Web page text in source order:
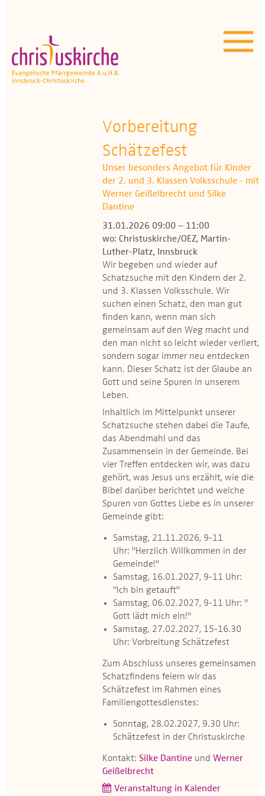
Unser Angebot
OEZ
Wissenswertes
Medien
Kontakt
Vorbereitung
Schätzefest
Unser besonders Angebot für Kinder
der 2. und 3. Klassen Volksschule - mit
Werner Geißelbrecht und Silke
Dantine
31.01.2026 09:00 – 11:00
wo: Christuskirche/OEZ, Martin-
Luther-Platz, Innsbruck
Wir begeben und wieder auf
Schatzsuche mit den Kindern der 2.
und 3. Klassen Volksschule. Wir
suchen einen Schatz, den man gut
finden kann, wenn man sich
gemeinsam auf den Weg macht und
den man nicht so leicht wieder verliert,
sondern sogar immer neu entdecken
kann. Dieser Schatz ist der Glaube an
Gott und seine Spuren in unserem
Leben.
Inhaltlich im Mittelpunkt unserer
Schatzsuche stehen dabei die Taufe,
das Abendmahl und das
Zusammensein in der Gemeinde. Bei
vier Treffen entdecken wir, was dazu
gehört, was Jesus uns erzählt, wie die
Bibel darüber berichtet und welche
Spuren von Gottes Liebe es in unserer
Gemeinde gibt:
Samstag, 21.11.2026, 9-11
Uhr: "Herzlich Willkommen in der
Gemeinde!"
Samstag, 16.01.2027, 9-11 Uhr:
"Ich bin getauft"
Samstag, 06.02.2027, 9-11 Uhr: "
Gott lädt mich ein!"
Samstag, 27.02.2027, 15-16.30
Uhr: Vorbreitung Schätzefest
Zum Abschluss unseres gemeinsamen
Schatzfindens feiern wir das
Schätzefest im Rahmen eines
Familiengottesdienstes:
Sonntag, 28.02.2027, 9.30 Uhr:
Schätzefest in der Christuskirche
Kontakt: Silke Dantine und Werner
Geißelbrecht
Veranstaltung in Kalender